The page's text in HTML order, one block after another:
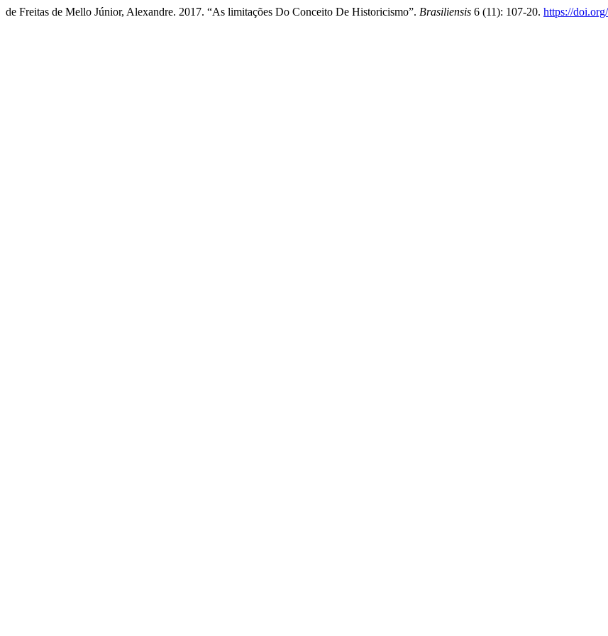
de Freitas de Mello Júnior, Alexandre. 2017. “As limitações Do Conceito De Historicismo”. Brasiliensis 6 (11): 107-20. https://